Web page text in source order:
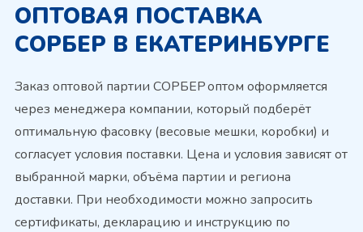
ОПТОВАЯ ПОСТАВКА
СОРБЕР В ЕКАТЕРИНБУРГЕ
Заказ оптовой партии СОРБЕР оптом оформляется
через менеджера компании, который подберёт
оптимальную фасовку (весовые мешки, коробки) и
согласует условия поставки. Цена и условия зависят от
выбранной марки, объёма партии и региона
доставки. При необходимости можно запросить
сертификаты, декларацию и инструкцию по